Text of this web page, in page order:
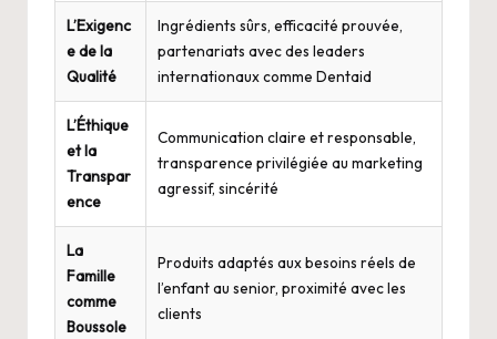
L’Exigenc
e de la
Qualité
Ingrédients sûrs, efficacité prouvée,
partenariats avec des leaders
internationaux comme Dentaid
L’Éthique
et la
Transpar
ence
Communication claire et responsable,
transparence privilégiée au marketing
agressif, sincérité
La
Famille
comme
Boussole
Produits adaptés aux besoins réels de
l’enfant au senior, proximité avec les
clients